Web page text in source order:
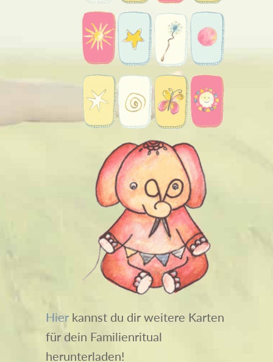
Hierkannst du dir weitere Karten
für dein Familienritual
herunterladen!